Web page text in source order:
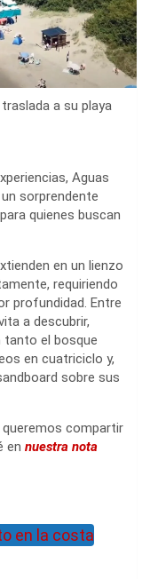
a su playa
Aguas
sorprendente
quienes buscan
en un lienzo
requiriendo
profundidad. Entre
a descubrir,
tanto el bosque
en cuatriciclo y,
sobre sus
compartir
en nuestra nota
en la costa